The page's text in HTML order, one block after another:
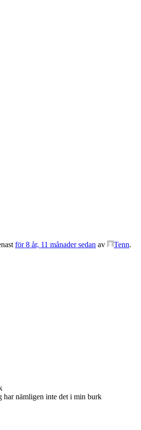
för 8 år, 11 månader sedan av Tenn.
har nämligen inte det i min burk